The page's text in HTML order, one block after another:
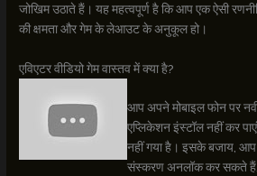
जोखिम उठाते हैं। यह महत्वपूर्ण है कि आप एक ऐसी
की क्षमता और गेम के लेआउट के अनुकूल हो।
एविएटर वीडियो गेम वास्तव में क्या है?
आप अपने मोबाइल फोन पर
एप्लिकेशन इंस्टॉल नहीं कर
नहीं गया है। इसके बजाय, आप
संस्करण अनलॉक कर सकते